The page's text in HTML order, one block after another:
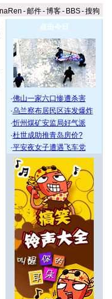
-邮件-博客- BBS-搜狗
点击今日
·佛山一家六口惨遭杀害
·乌兰察布居民区连发爆炸
·忻州煤矿安监局好气派
·杜世成助推青岛房价?
·平安夜女子遭遇飞车党